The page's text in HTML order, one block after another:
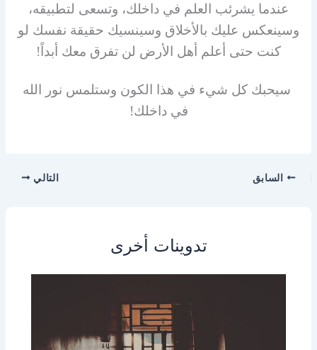
عندما يشرئب العلم في داخلك، وتسعى لتطبيقه،
وسينعكس عليك بالأخلاق وسينسيك حقيقة نفسك لو
كنت حتى أعلم أهل الأرض لن تفرق معك أبداً!
سيحبك كل شيء في هذا الكون وستلمس نور الله
في داخلك!
السابق التالي
تدوينات أخرى